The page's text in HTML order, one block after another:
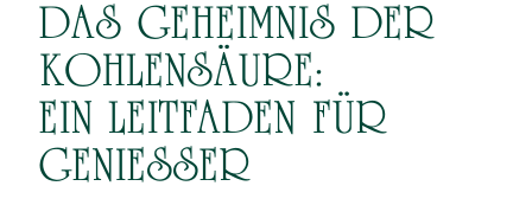
DAS GEHEIMNIS DER
KOHLENSÄURE:
EIN LEITFADEN FÜR
GENIESSER